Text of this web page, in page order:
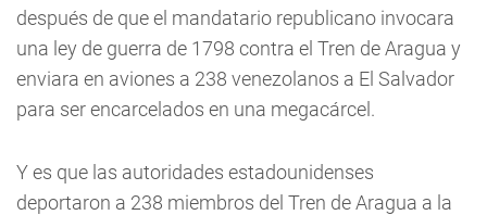
después de que el mandatario republicano invocara
una ley de guerra de 1798 contra el Tren de Aragua y
enviara en aviones a 238 venezolanos a El Salvador
para ser encarcelados en una megacárcel.
Y es que las autoridades estadounidenses
deportaron a 238 miembros del Tren de Aragua a la